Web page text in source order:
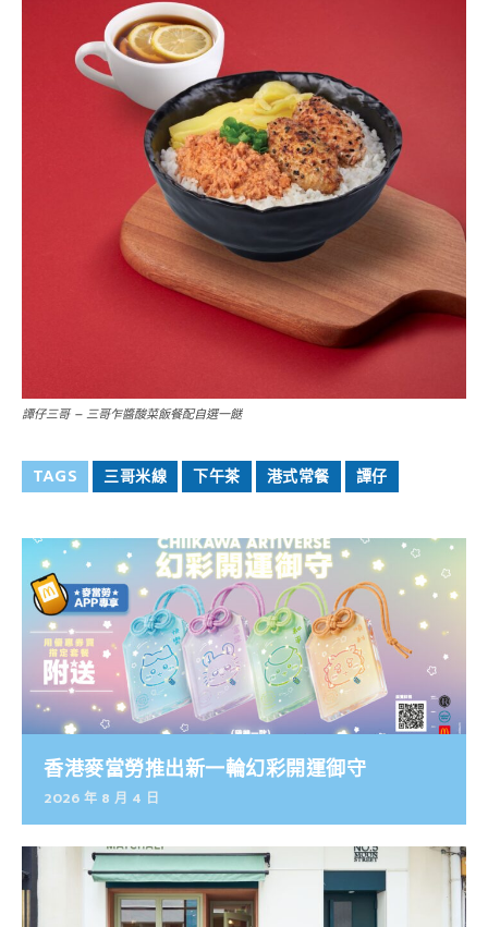
譚仔三哥 – 三哥乍醬酸菜飯餐配自選一餸
TAGS 三哥米線 下午茶 港式常餐 譚仔
香港麥當勞推出新一輪幻彩開運御守
2026 年 8 月 4 日